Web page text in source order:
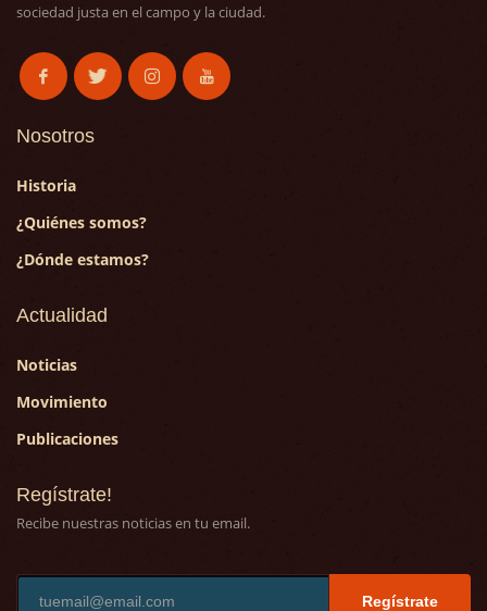
sociedad justa en el campo y la ciudad.
Nosotros
Historia
¿Quiénes somos?
¿Dónde estamos?
Actualidad
Noticias
Movimiento
Publicaciones
Regístrate!
Recibe nuestras noticias en tu email.
Regístrate